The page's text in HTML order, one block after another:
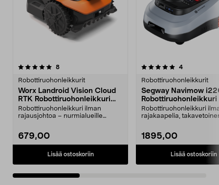
8arvostelut
Robottiruohonleikkurit
Worx Landroid Vision Cloud
RTK Robottiruohonleikkuri
300 m2
Robottiruohonleikkuri ilman
rajausjohtoa – nurmialueille
679,00
Lisää ostoskoriin
5.0 viidestä
4arvostelut
Robottiruohonleikkurit
Segway Navimow
Robottiruohonleikkuri
rajakaapelia, 2000
Robottiruohonleikkuri
rajakaapelia,
1895,00
Lisää ostoskoriin
4.0 viidestä